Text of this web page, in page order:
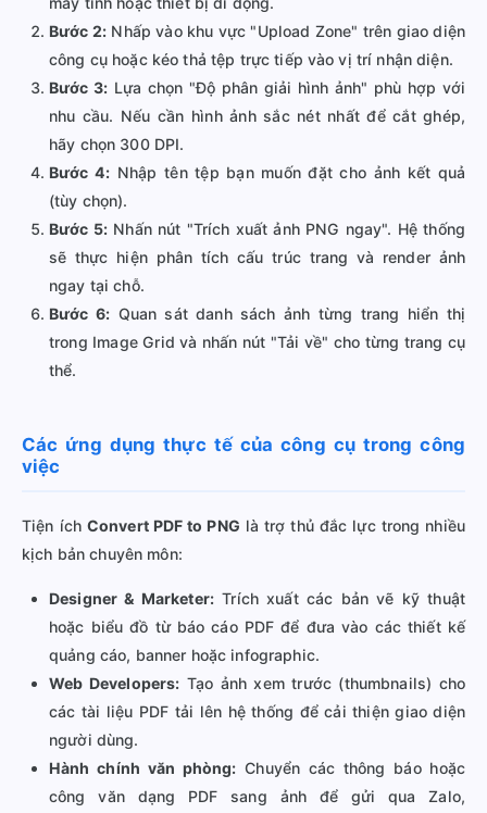
Bước 2: Nhấp vào khu vực "Upload Zone" trên giao diện
công cụ hoặc kéo thả tệp trực tiếp vào vị trí nhận diện.
Bước 3: Lựa chọn "Độ phân giải hình ảnh" phù hợp với
nhu cầu. Nếu cần hình ảnh sắc nét nhất để cắt ghép,
hãy chọn 300 DPI.
Bước 4: Nhập tên tệp bạn muốn đặt cho ảnh kết quả
(tùy chọn).
Bước 5: Nhấn nút "Trích xuất ảnh PNG ngay". Hệ thống
sẽ thực hiện phân tích cấu trúc trang và render ảnh
ngay tại chỗ.
Bước 6: Quan sát danh sách ảnh từng trang hiển thị
trong Image Grid và nhấn nút "Tải về" cho từng trang cụ
thể.
Các ứng dụng thực tế của công cụ trong công
việc
Tiện ích Convert PDF to PNG là trợ thủ đắc lực trong nhiều
kịch bản chuyên môn:
Designer & Marketer: Trích xuất các bản vẽ kỹ thuật
hoặc biểu đồ từ báo cáo PDF để đưa vào các thiết kế
quảng cáo, banner hoặc infographic.
Web Developers: Tạo ảnh xem trước (thumbnails) cho
các tài liệu PDF tải lên hệ thống để cải thiện giao diện
người dùng.
Hành chính văn phòng: Chuyển các thông báo hoặc
công văn dạng PDF sang ảnh để gửi qua Zalo,